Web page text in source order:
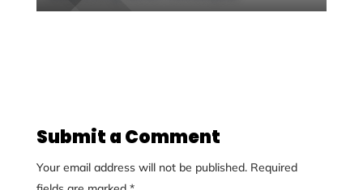
Submit a Comment
Your email address will not be published. Required